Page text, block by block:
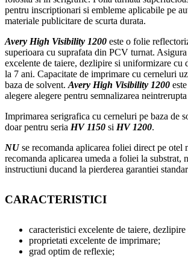
pentru inscriptionari si embleme aplicabile pe
materiale publicitare de scurta durata.
Avery High Visibility 1200 este o folie
superioara cu suprafata din PCV turnat.
excelente de taiere, dezlipire si uniformizare cu
la 7 ani. Capacitate de imprimare cu cerneluri
baza de solvent. Avery High Visibility 1200
alegere alegere pentru semnalizarea
Imprimarea serigrafica cu cerneluri pe baza de
doar pentru seria HV 1150 si HV 1200.
NUse recomanda aplicarea foliei direct pe otel
recomanda aplicarea umeda a foliei la substrat,
instructiuni ducand la pierderea garantiei
CARACTERISTICI
caracteristici excelente de taiere, dezlipire
proprietati excelente de imprimare;
grad optim de reflexie;